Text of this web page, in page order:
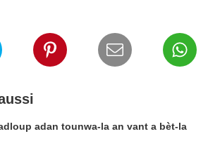
adan tounwa-la an vant a bèt-la